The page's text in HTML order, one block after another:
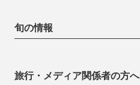
旬の情報
旅行・メディア関係者の方へ